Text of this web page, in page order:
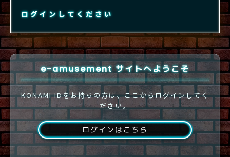
ログインしてください
e-amusement サイトへようこそ
KONAMI IDをお持ちの方は、ここからログインしてく
ださい。
ログインはこちら